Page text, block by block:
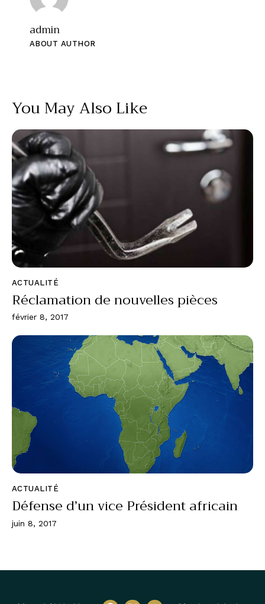
admin
ABOUT AUTHOR
You May Also Like
ACTUALITÉ
Réclamation de nouvelles pièces
février 8, 2017
ACTUALITÉ
Défense d’un vice Président africain
juin 8, 2017